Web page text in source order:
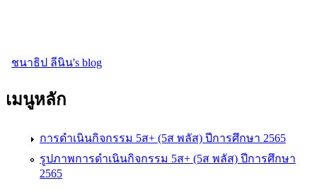
ชนาธิป ลีนิน's blog
เมนูหลัก
การดำเนินกิจกรรม 5ส+ (5ส พลัส) ปีการศึกษา 2565
รูปภาพการดำเนินกิจกรรม 5ส+ (5ส พลัส) ปีการศึกษา
2565